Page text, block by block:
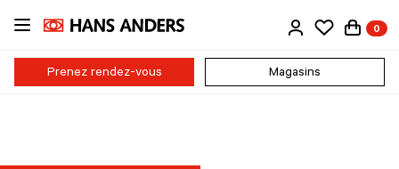
Passer
contenu
principal
0
Prenez rendez-vous Magasins